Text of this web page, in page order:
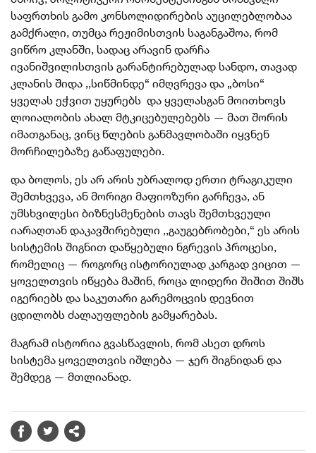
საფრთხის გამო კონსოლიდირების აუცილებლობაა
გამქრალი, თუმცა რეჟიმისთვის საგანგაშოა, რომ
ვიწრო კლანში, სადაც არავინ დარჩა
ივანიშვილისთვის გარანტირებულად სანდო, თავად
კლანის შიდა ,,სიწმინდე“ იმღვრევა და „ბოსი“
ყველას ეჭვით უყურებს და ყველასგან მოითხოვს
ლოიალობის ახალ მტკიცებულებებს — მათ შორის
იმათგანაც, ვინც წლების განმავლობაში იყვნენ
მორჩილებაზე გაწაფულები.
და ბოლოს, ეს არ არის უბრალოდ ერთი ტრაგიკული
შემთხვევა, ან მორიგი მაფიოზური გარჩევა, ან
უმსხვილესი ბიზნესმენების თავს შემთხვეული
იარაღთან დაკავშირებული ,,გაუგებრობები,“ ეს არის
სისტემის შიგნით დაწყებული ნგრევის პროცესი,
რომელიც — როგორც ისტორიულად კარგად ვიცით —
ყოველთვის იწყება მაშინ, როცა ლიდერი შიშით შიშს
იგერიებს და საკუთარი გარემოცვის დევნით
ცდილობს ძალაუფლების გამყარებას.
მაგრამ ისტორია გვასწავლის, რომ ასეთ დროს
სისტემა ყოველთვის იშლება — ჯერ შიგნიდან და
შემდეგ — მთლიანად.